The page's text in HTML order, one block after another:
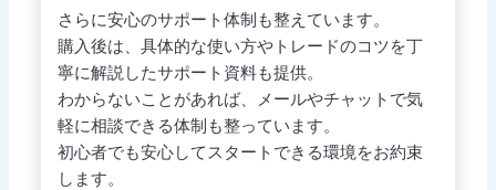
さらに安心のサポート体制も整えています。
購入後は、具体的な使い方やトレードのコツを丁
寧に解説したサポート資料も提供。
わからないことがあれば、メールやチャットで気
軽に相談できる体制も整っています。
初心者でも安心してスタートできる環境をお約束
します。